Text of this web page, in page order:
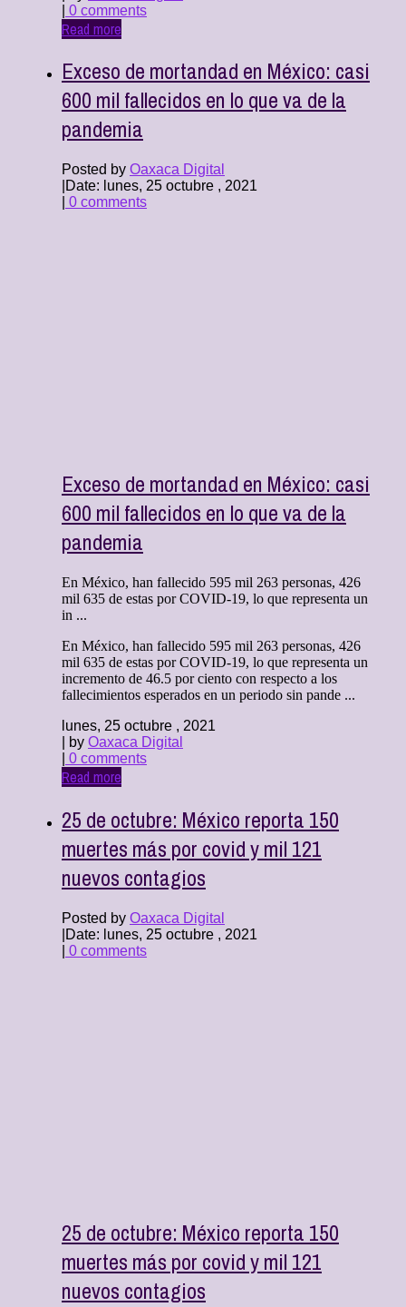
0 comments
Read more
Exceso de mortandad en México: casi
600 mil fallecidos en lo que va de la
pandemia
Posted by Oaxaca Digital
Date: lunes, 25 octubre , 2021
0 comments
Exceso de mortandad en México: casi
600 mil fallecidos en lo que va de la
pandemia
En México, han fallecido 595 mil 263 personas, 426
mil 635 de estas por COVID-19, lo que representa un
in ...
En México, han fallecido 595 mil 263 personas, 426
mil 635 de estas por COVID-19, lo que representa un
incremento de 46.5 por ciento con respecto a los
fallecimientos esperados en un periodo sin pande ...
lunes, 25 octubre , 2021
| by Oaxaca Digital
0 comments
Read more
25 de octubre: México reporta 150
muertes más por covid y mil 121
nuevos contagios
Posted by Oaxaca Digital
Date: lunes, 25 octubre , 2021
0 comments
25 de octubre: México reporta 150
muertes más por covid y mil 121
nuevos contagios